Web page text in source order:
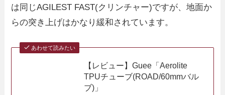
は同じAGILEST FAST(クリンチャー)ですが、地面か
らの突き上げはかなり緩和されています。
あわせて読みたい
【レビュー】Guee「Aerolite
TPUチューブ(ROAD/60mmバル
ブ)」